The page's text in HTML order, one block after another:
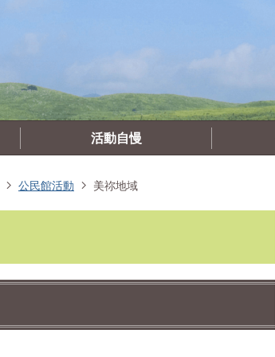
活動自慢
公民館活動 美祢地域